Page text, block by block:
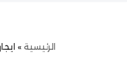
الرئيسية »